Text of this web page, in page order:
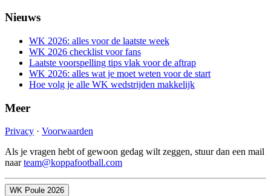
Nieuws
WK 2026: alles voor de laatste week
WK 2026 checklist voor fans
Laatste voorspelling tips vlak voor de aftrap
WK 2026: alles wat je moet weten voor de start
Hoe volg je alle WK wedstrijden makkelijk
Meer
Privacy · Voorwaarden
Als je vragen hebt of gewoon gedag wilt zeggen, stuur dan een mail
naarteam@koppafootball.com
WK Poule 2026